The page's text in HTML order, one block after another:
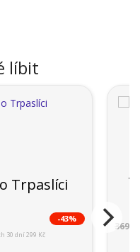
líbit
Trpaslíci
-43%
30 dní 299 Kč
369